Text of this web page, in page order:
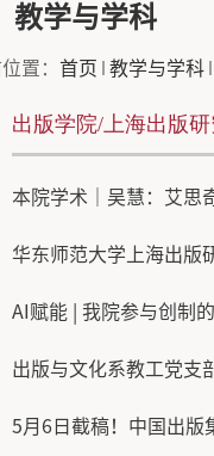
教学与学科
置： 首页 教学与学科
出版学院/上海出版